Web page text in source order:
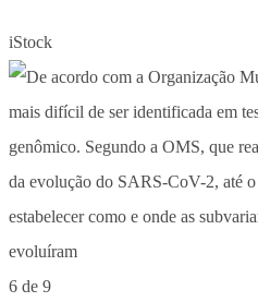
iStock
6 de 9